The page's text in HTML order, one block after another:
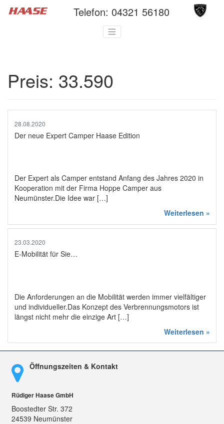
Telefon: 04321 56180
Preis: 33.590
28.08.2020
Der neue Expert Camper Haase Edition
Der Expert als Camper entstand Anfang des Jahres 2020 in
Kooperation mit der Firma Hoppe Camper aus
Neumünster.Die Idee war […]
Weiterlesen »
23.03.2020
E-Mobilität für Sie…
Die Anforderungen an die Mobilität werden immer vielfältiger
und individueller.Das Konzept des Verbrennungsmotors ist
längst nicht mehr die einzige Art […]
Weiterlesen »
Öffnungszeiten & Kontakt
Rüdiger Haase GmbH
Boostedter Str. 372
24539 Neumünster